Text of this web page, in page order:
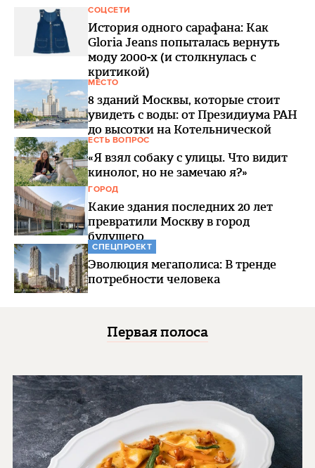
СОЦСЕТИ
История одного сарафана: Как
Gloria Jeans попыталась вернуть
моду 2000-х (и столкнулась с
критикой)
МЕСТО
8 зданий Москвы, которые стоит
увидеть с воды: от Президиума РАН
до высотки на Котельнической
ЕСТЬ ВОПРОС
«Я взял собаку с улицы. Что видит
кинолог, но не замечаю я?»
ГОРОД
Какие здания последних 20 лет
превратили Москву в город
будущего
СПЕЦПРОЕКТ
Эволюция мегаполиса: В тренде
потребности человека
Первая полоса